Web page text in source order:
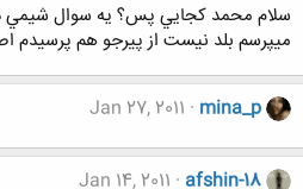
سلام محمد كجايي پس؟ يه سوال شيمي
ميپرسم بلد نيست از پيرجو هم پرسيدم
mina_p
Jan 27, 2011
afshin-18
Jan 14, 2011